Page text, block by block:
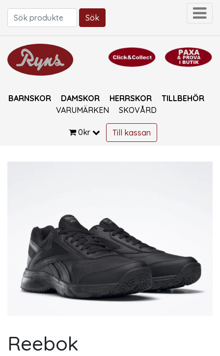
Sök efter:
Sök
BARNSKOR DAMSKOR HERRSKOR
TILLBEHÖR
VARUMÄRKEN
SKOVÅRD
0kr Till kassan
Reebok